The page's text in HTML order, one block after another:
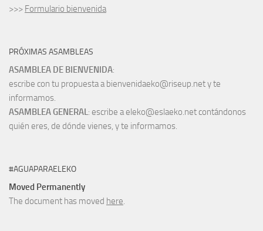
>>> Formulario bienvenida
PRÓXIMAS ASAMBLEAS
ASAMBLEA DE BIENVENIDA:
escribe con tu propuesta a bienvenidaeko@riseup.net y te
informamos.
ASAMBLEA GENERAL: escribe a eleko@eslaeko.net contándonos
quién eres, de dónde vienes, y te informamos.
#AGUAPARAELEKO
Moved Permanently
The document has moved here.